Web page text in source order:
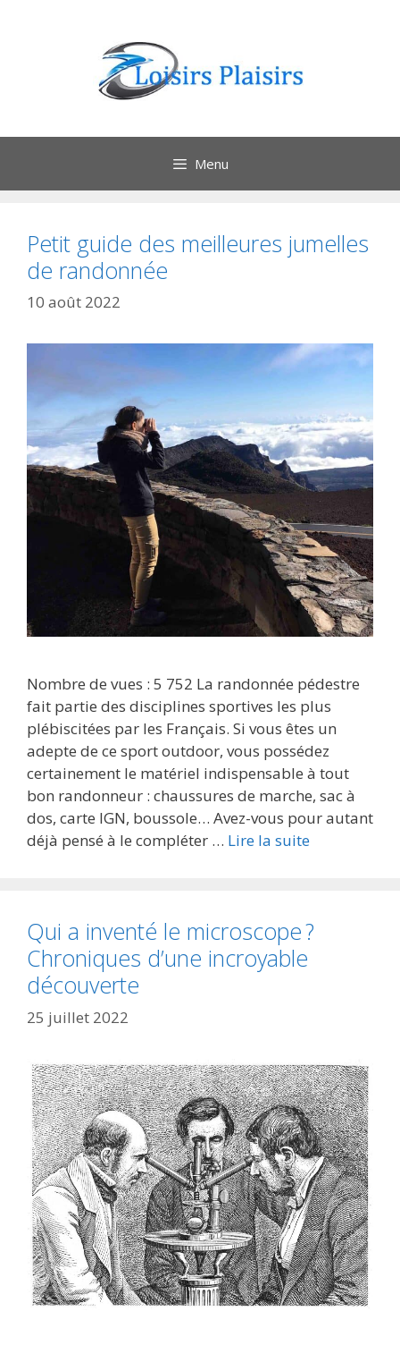
Menu
Petit guide des meilleures jumelles
de randonnée
10 août 2022
Nombre de vues : 5 752 La randonnée pédestre
fait partie des disciplines sportives les plus
plébiscitées par les Français. Si vous êtes un
adepte de ce sport outdoor, vous possédez
certainement le matériel indispensable à tout
bon randonneur : chaussures de marche, sac à
dos, carte IGN, boussole… Avez-vous pour autant
déjà pensé à le compléter … Lire la suite
Qui a inventé le microscope ?
Chroniques d’une incroyable
découverte
25 juillet 2022